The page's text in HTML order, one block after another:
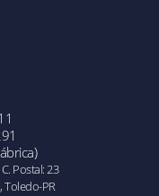
Postal: 23
Toledo-PR